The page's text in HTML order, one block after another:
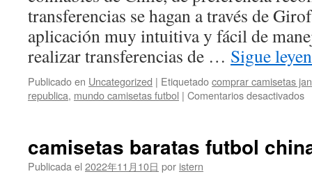
transferencias se hagan a través de
aplicación muy intuitiva y fácil de
realizar transferencias de … Sigue
Publicado en Uncategorized | Etiquetadocomprar camisetas
republica, mundo camisetas futbol | Comentarios desactivados
camisetas baratas futbol
Publicada el 2022年11月10日 por istern